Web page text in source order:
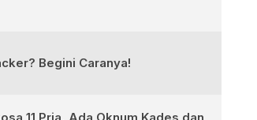
Begini Caranya!